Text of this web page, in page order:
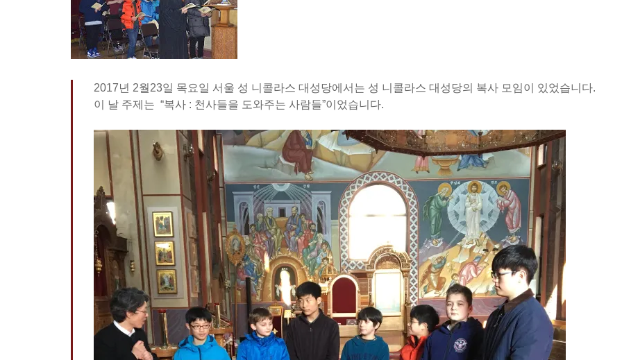
2017년 2월23일 목요일 서울 성 니콜라스 대성당에서는 성 니콜라스 대성당의 복사 모임이 있었습니다.
이 날 주제는 “복사 : 천사들을 도와주는 사람들”이었습니다.